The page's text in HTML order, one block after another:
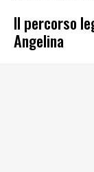
Il percorso
Angelina